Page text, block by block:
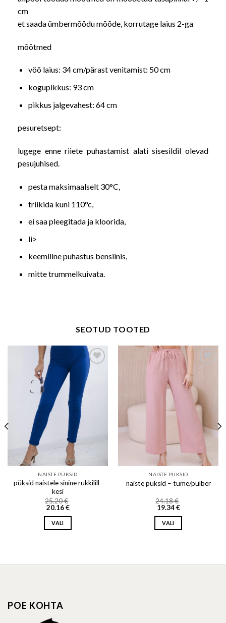
cm
et saada ümbermõõdu mõõde, korrutage laius 2-ga
mõõtmed
vöö laius: 34 cm/pärast venitamist: 50 cm
kogupikkus: 93 cm
pikkus jalgevahest: 64 cm
pesuretsept:
lugege enne riiete puhastamist alati sisesildil olevad
pesujuhised.
pesta maksimaalselt 30°C,
triikida kuni 110°c,
ei saa pleegitada ja kloorida,
li>
keemiline puhastus bensiinis,
mitte trummelkuivata.
SEOTUD TOOTED
Add to wishlist
NAISTE PÜKSID
püksid naistele sinine rukkilill-
kesi
25.20€
20.16€
VALI
multiple
may
Add to wishlist
NAISTE PÜKSID
naiste püksid – tume/pulber
24.18€
19.34€
VALI
multiple
POE KOHTA